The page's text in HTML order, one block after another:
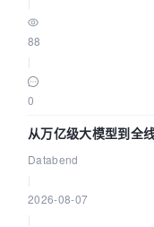
88
0
从万亿级大模型到全
企业构建全链路 Trace
Databend
2026-08-07